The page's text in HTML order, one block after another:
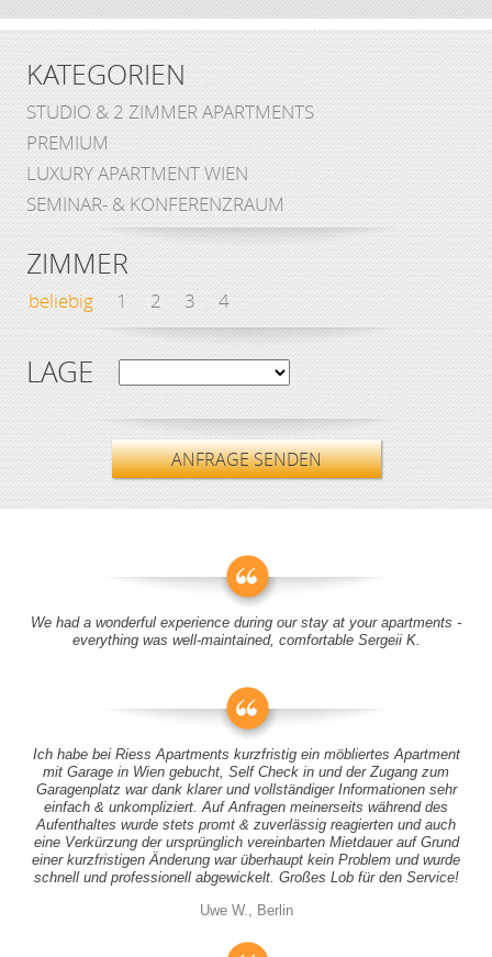
KATEGORIEN
STUDIO & 2 ZIMMER APARTMENTS
PREMIUM
LUXURY APARTMENT WIEN
SEMINAR- & KONFERENZRAUM
ZIMMER
beliebig 1 2 3 4
LAGE
ANFRAGE SENDEN
We had a wonderful experience during our stay at your apartments -
everything was well-maintained, comfortable Sergeii K.
Ich habe bei Riess Apartments kurzfristig ein möbliertes Apartment
mit Garage in Wien gebucht, Self Check in und der Zugang zum
Garagenplatz war dank klarer und vollständiger Informationen sehr
einfach & unkompliziert. Auf Anfragen meinerseits während des
Aufenthaltes wurde stets promt & zuverlässig reagierten und auch
eine Verkürzung der ursprünglich vereinbarten Mietdauer auf Grund
einer kurzfristigen Änderung war überhaupt kein Problem und wurde
schnell und professionell abgewickelt. Großes Lob für den Service!
Uwe W., Berlin